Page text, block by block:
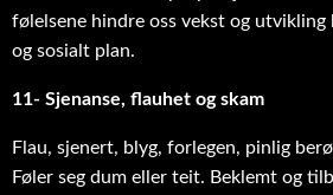
følelsene hindre oss vekst og utvikling
og sosialt plan.
11- Sjenanse, flauhet og skam
Flau, sjenert, blyg, forlegen, pinlig
Føler seg dum eller teit. Beklemt og